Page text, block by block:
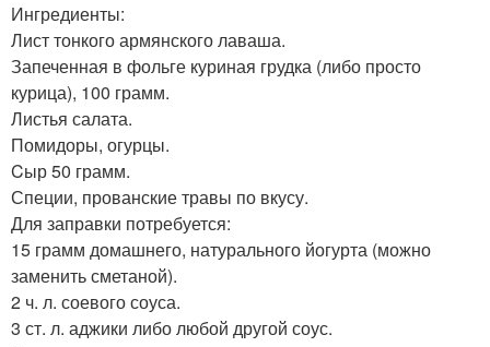
Ингредиенты:
Лист тонкого армянского лаваша.
Запеченная в фольге куриная грудка (либо просто
курица), 100 грамм.
Листья салата.
Помидоры, огурцы.
Cыр 50 грамм.
Специи, прованские травы по вкусу.
Для заправки потребуется:
15 грамм домашнего, натурального йогурта (можно
заменить сметаной).
2 ч. л. соевого соуса.
3 ст. л. аджики либо любой другой соус.